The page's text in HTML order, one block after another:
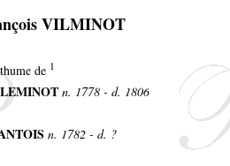
VILMINOT
de 1
n. 1778 - d. 1806
n. 1782 - d. ?